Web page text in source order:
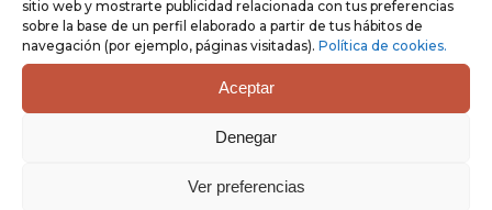
sitio web y mostrarte publicidad relacionada con tus preferencias
sobre la base de un perfil elaborado a partir de tus hábitos de
navegación (por ejemplo, páginas visitadas). Política de cookies.
Aceptar
Denegar
Ver preferencias
ello está dispuesta a repetir, en una
vida, tantas veces como sea necesaria
una misma experiencia hasta conseguir
Ámbito de